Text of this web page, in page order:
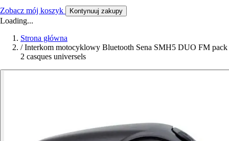
Zobacz mój koszyk Kontynuuj zakupy
Loading...
Strona główna
/ Interkom motocyklowy Bluetooth Sena SMH5 DUO FM pack
2 casques universels